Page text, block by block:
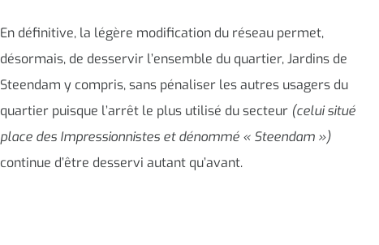
En définitive, la légère modification du réseau permet,
désormais, de desservir l’ensemble du quartier, Jardins de
Steendam y compris, sans pénaliser les autres usagers du
quartier puisque l’arrêt le plus utilisé du secteur (celui situé
place des Impressionnistes et dénommé « Steendam »)
continue d’être desservi autant qu’avant.